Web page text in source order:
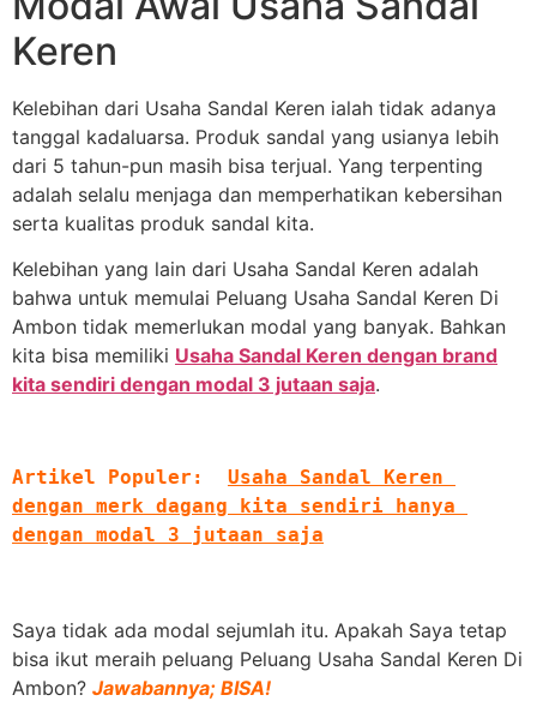
Keren
Kelebihan dari Usaha Sandal Keren ialah tidak adanya
tanggal kadaluarsa. Produk sandal yang usianya lebih
dari 5 tahun-pun masih bisa terjual. Yang terpenting
adalah selalu menjaga dan memperhatikan kebersihan
serta kualitas produk sandal kita.
Kelebihan yang lain dari Usaha Sandal Keren adalah
bahwa untuk memulai Peluang Usaha Sandal Keren Di
Ambon tidak memerlukan modal yang banyak. Bahkan
kita bisa memiliki Usaha Sandal Keren dengan brand
kita sendiri dengan modal 3 jutaan saja.
Artikel Populer:
Usaha Sandal Keren
dengan merk dagang kita sendiri hanya
dengan modal 3 jutaan saja
Saya tidak ada modal sejumlah itu. Apakah Saya tetap
bisa ikut meraih peluang Peluang Usaha Sandal Keren Di
Ambon? Jawabannya; BISA!